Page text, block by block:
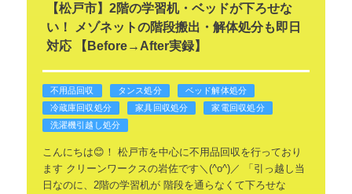
【松戸市】2階の学習机・ベッドが下ろせな
い！ メゾネットの階段搬出・解体処分も即日
対応 【Before→After実録】
不用品回収 タンス処分
ベッド解体処分
冷蔵庫回収処分
家具回収処分
家電回収処分
洗濯機引越し処分
こんにちは😊！ 松戸市を中心に不用品回収を行っており
ます クリーンワークスの岩佐です＼(^o^)／
「引っ越し当
日なのに、2階の学習机が階段を通らなくて下ろせな